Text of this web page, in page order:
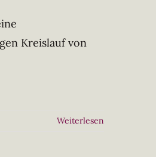
Kreislauf von
Weiterlesen